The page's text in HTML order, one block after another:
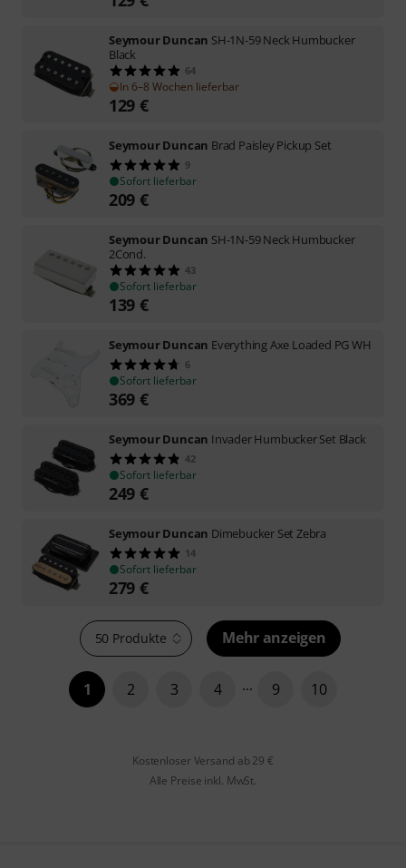
Seymour Duncan SH-1N-59 Neck Humbucker
Black
64
In 6–8 Wochen lieferbar
129 €
Seymour Duncan Brad Paisley Pickup Set
9
Sofort lieferbar
209 €
Seymour Duncan SH-1N-59 Neck Humbucker
2Cond.
43
Sofort lieferbar
139 €
Seymour Duncan Everything Axe Loaded PG WH
6
Sofort lieferbar
369 €
Seymour Duncan Invader Humbucker Set Black
42
Sofort lieferbar
249 €
Seymour Duncan Dimebucker Set Zebra
14
Sofort lieferbar
279 €
50 Produkte Mehr anzeigen
1 2 3 4 9 10
Kostenloser Versand ab 29 €
Alle Preise inkl. MwSt.